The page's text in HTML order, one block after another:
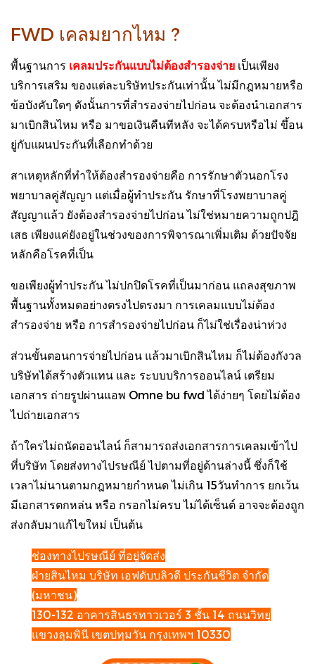
FWD เคลมยากไหม ?
พื้นฐานการ เคลมประกันแบบไม่ต้องสำรองจ่าย เป็นเพียง
บริการเสริม ของแต่ละบริษัทประกันเท่านั้น ไม่มีกฎหมายหรือ
ข้อบังคับใดๆ ดังนั้นการที่สำรองจ่ายไปก่อน จะต้องนำเอกสาร
มาเบิกสินไหม หรือ มาขอเงินคืนทีหลัง จะได้ครบหรือไม่ ขึ้อน
ยู่กับแผนประกันที่เลือกทำด้วย
สาเหตุหลักที่ทำให้ต้องสำรองจ่ายคือ การรักษาตัวนอกโรง
พยาบาลคู่สัญญา แต่เมื่อผู้ทำประกัน รักษาที่โรงพยาบาลคู่
สัญญาแล้ว ยังต้องสำรองจ่ายไปก่อน ไม่ใช่หมายความถูกปฎิ
เสธ เพียงแค่ยังอยู่ในช่วงของการพิจารณาเพิ่มเติม ด้วยปัจจัย
หลักคือโรคที่เป็น
ขอเพียงผู้ทำประกัน ไม่ปกปิดโรคที่เป็นมาก่อน แถลงสุขภาพ
พื้นฐานทั้งหมดอย่างตรงไปตรงมา การเคลมแบบไม่ต้อง
สำรองจ่าย หรือ การสำรองจ่ายไปก่อน ก็ไม่ใช่เรื่องน่าห่วง
ส่วนขั้นตอนการจ่ายไปก่อน แล้วมาเบิกสินไหม ก็ไม่ต้องกังวล
บริษัทได้สร้างตัวแทน และ ระบบบริการออนไลน์ เตรียม
เอกสาร ถ่ายรูปผ่านแอพ Omne bu fwd ได้ง่ายๆ โดยไม่ต้อง
ไปถ่ายเอกสาร
ถ้าใครไม่ถนัดออนไลน์ ก็สามารถส่งเอกสารการเคลมเข้าไป
ที่บริษัท โดยส่งทางไปรษณีย์ ไปตามที่อยู่ด้านล่างนี้ ซึ่งก็ใช้
เวลาไม่นานตามกฎหมายกำหนด ไม่เกิน 15วันทำการ ยกเว้น
มีเอกสารตกหล่น หรือ กรอกไม่ครบ ไม่ได้เซ็นต์ อาจจะต้องถูก
ส่งกลับมาแก้ไขใหม่ เป็นต้น
ช่องทางไปรษณีย์ ที่อยู่จัดส่ง
ฝ่ายสินไหม บริษัท เอฟดับบลิวดี ประกันชีวิต จำกัด
(มหาชน)
130-132 อาคารสินธรทาวเวอร์ 3 ชั้น 14 ถนนวิทยุ
แขวงลุมพินี เขตปทุมวัน กรุงเทพฯ 10330